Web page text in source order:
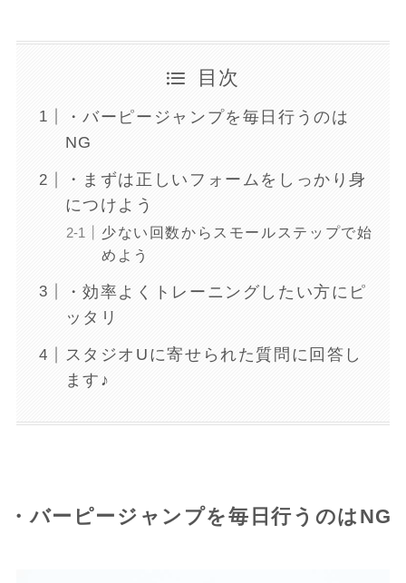
目次
・バーピージャンプを毎日行うのは
NG
・まずは正しいフォームをしっかり身
につけよう
少ない回数からスモールステップで始
めよう
・効率よくトレーニングしたい方にピ
ッタリ
スタジオUに寄せられた質問に回答し
ます♪
・バーピージャンプを毎日行うのはNG